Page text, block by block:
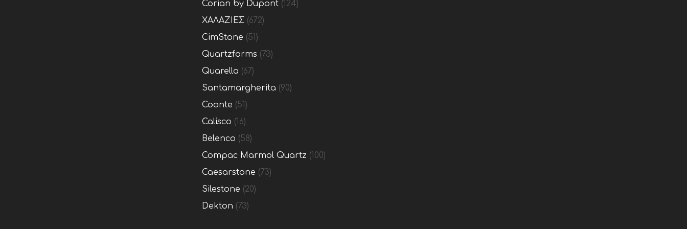
Corian by Dupont (124)
ΧΑΛΑΖΙΕΣ (672)
CimStone (51)
Quartzforms (73)
Quarella (67)
Santamargherita (90)
Coante (51)
Calisco (16)
Belenco (58)
Compac Marmol Quartz (100)
Caesarstone (73)
Silestone (20)
Dekton (73)